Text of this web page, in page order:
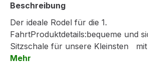
Beschreibung
Der ideale Rodel für die 1.
FahrtProduktdetails:bequeme und
Sitzschale für unsere Kleinsten
Mehr